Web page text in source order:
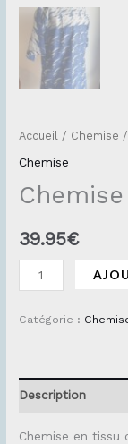
Accueil / Chemise
Chemise
Chemise
39.95€
Catégorie :
Description
Chemise en tissu